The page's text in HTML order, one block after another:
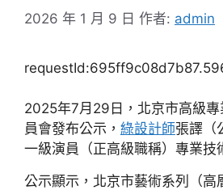
2026 年 1 月 9 日 作者: admin
2025年7月29日，北京市高級
員會發布公示， 綠設計師張譯（
一級演員（正高級職稱）專業技
公示顯示，北京市藝術系列（高